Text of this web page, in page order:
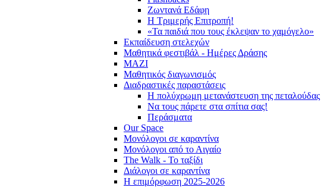
Ζωντανά Εδάφη
Η Τριμερής Επιτροπή!
«Τα παιδιά που τους έκλεψαν το χαμόγελο»
Εκπαίδευση στελεχών
Μαθητικά φεστιβάλ - Ημέρες Δράσης
ΜΑΖΙ
Μαθητικός διαγωνισμός
Διαδραστικές παραστάσεις
Η πολύχρωμη μετανάστευση της πεταλούδας
Να τους πάρετε στα σπίτια σας!
Περάσματα
Our Space
Μονόλογοι σε καραντίνα
Μονόλογοι από το Αιγαίο
The Walk - Το ταξίδι
Διάλογοι σε καραντίνα
Η επιμόρφωση 2025-2026